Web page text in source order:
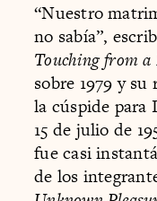
“Nuestro
no sabía”,
Touching from a
sobre 1979 y
la cúspide para
15 de julio de
fue casi
de los